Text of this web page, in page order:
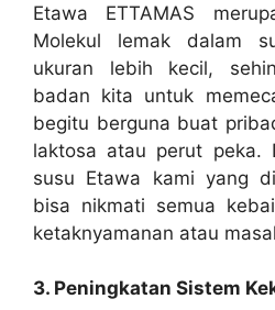
Etawa ETTAMAS
Molekul lemak dalam
ukuran lebih kecil,
badan kita untuk
begitu berguna buat
laktosa atau perut peka.
susu Etawa kami yang
bisa nikmati semua
ketaknyamanan atau
3. Peningkatan Sistem